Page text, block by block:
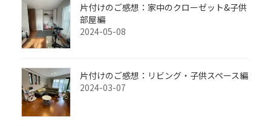
片付けのご感想：家中のクローゼット&子供
部屋編
2024-05-08
片付けのご感想：リビング・子供スペース編
2024-03-07